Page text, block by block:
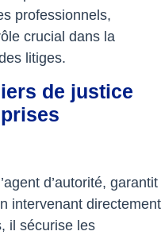
professionnels,
crucial dans la
litiges.
de justice
d’autorité, garantit
intervenant directement
il sécurise les